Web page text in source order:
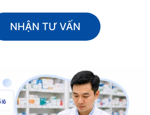
NHẬN TƯ VẤN